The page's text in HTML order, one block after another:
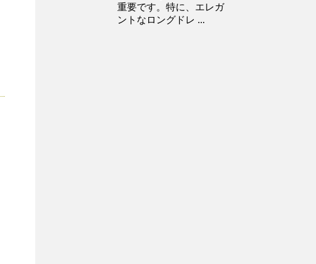
重要です。特に、エレガ
ントなロングドレ ...